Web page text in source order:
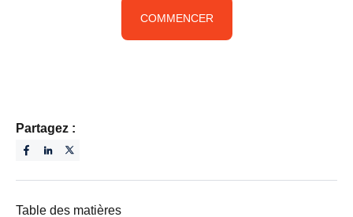
COMMENCER
Partagez :
Table des matières